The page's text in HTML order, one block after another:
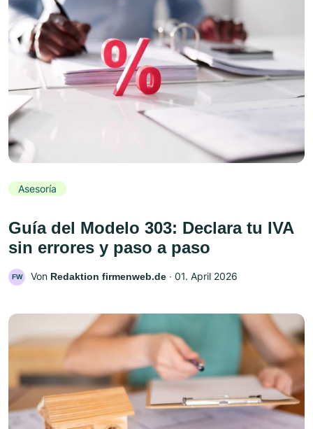
Asesoría
Guía del Modelo 303: Declara tu IVA
sin errores y paso a paso
FW Von Redaktion firmenweb.de ‧ 01. April 2026